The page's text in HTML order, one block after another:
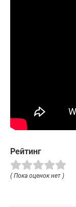
Рейтинг
( Пока оценок нет )